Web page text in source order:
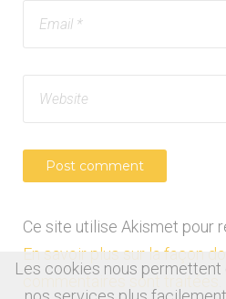
Ce site utilise Akismet pour
En savoir plus sur la façon
commentaires sont traitées
Les cookies nous